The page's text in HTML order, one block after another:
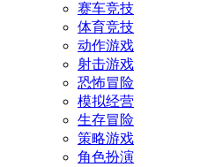
赛车竞技
体育竞技
动作游戏
射击游戏
恐怖冒险
模拟经营
生存冒险
策略游戏
角色扮演